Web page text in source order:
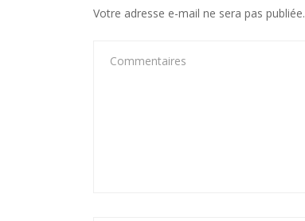
Votre adresse e-mail ne sera pas publiée.